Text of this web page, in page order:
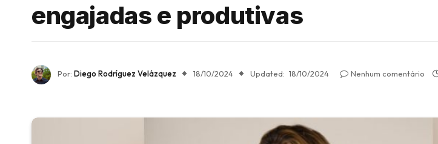
engajadas e produtivas
Por: Diego Rodríguez Velázquez 18/10/2024 Updated: 18/10/2024 Nenhum comentário